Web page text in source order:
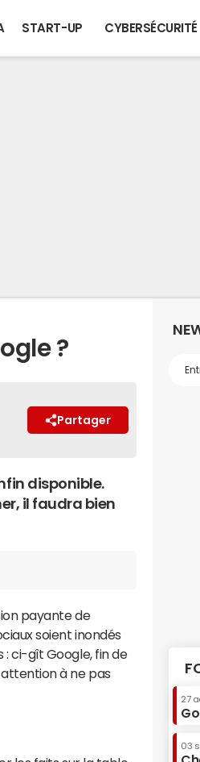
START-UP CYBERSÉCURITÉ
?
Partager
disponible.
il faudra bien
payante de
soient inondés
ci-gît Google, fin de
attention à ne pas
27
03